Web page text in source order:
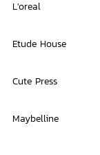
L'oreal
Etude House
Cute Press
Maybelline